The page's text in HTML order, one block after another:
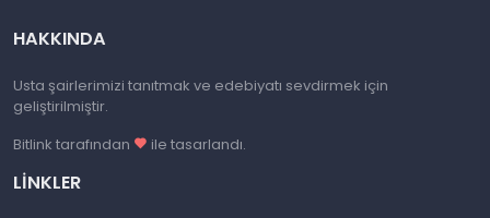
HAKKINDA
Usta şairlerimizi tanıtmak ve edebiyatı sevdirmek için
geliştirilmiştir.
Bitlink tarafından
ile tasarlandı.
LINKLER